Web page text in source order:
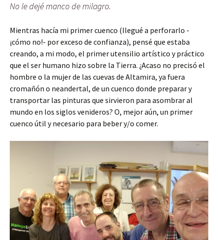
No le dejé manco de milagro.
Mientras hacía mi primer cuenco (llegué a perforarlo -
¡cómo no!- por exceso de confianza), pensé que estaba
creando, a mi modo, el primer utensilio artístico y práctico
que el ser humano hizo sobre la Tierra. ¿Acaso no precisó el
hombre o la mujer de las cuevas de Altamira, ya fuera
cromañón o neandertal, de un cuenco donde preparar y
transportar las pinturas que sirvieron para asombrar al
mundo en los siglos venideros? O, mejor aún, un primer
cuenco útil y necesario para beber y/o comer.